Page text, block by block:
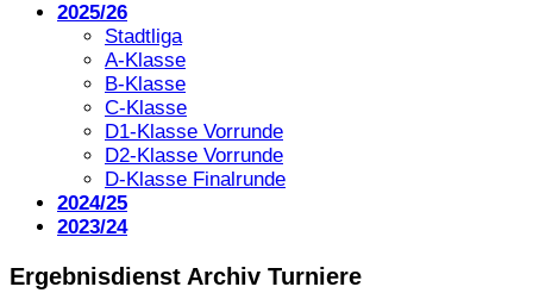
2025/26
Stadtliga
A-Klasse
B-Klasse
C-Klasse
D1-Klasse Vorrunde
D2-Klasse Vorrunde
D-Klasse Finalrunde
2024/25
2023/24
Ergebnisdienst Archiv Turniere